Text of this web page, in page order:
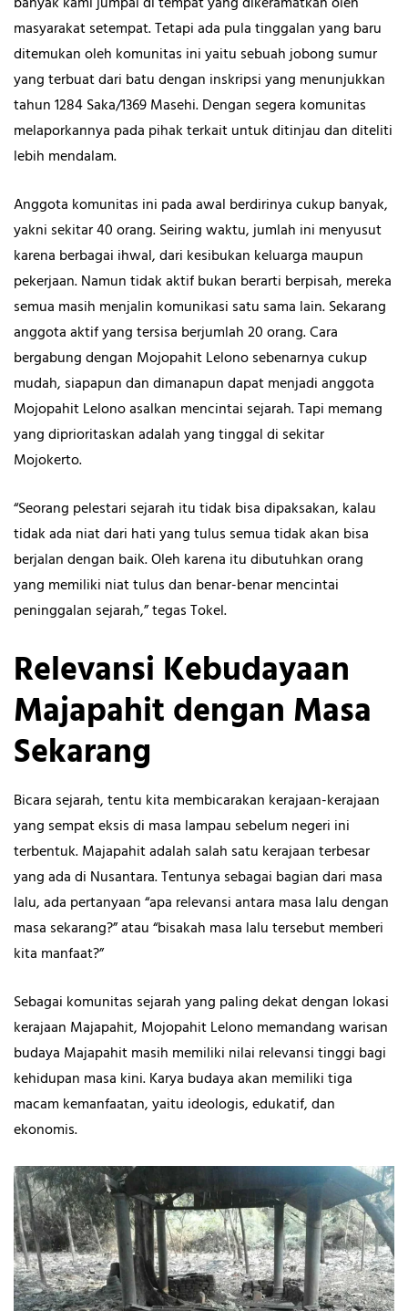
masyarakat setempat. Tetapi ada pula tinggalan yang baru
ditemukan oleh komunitas ini yaitu sebuah jobong sumur
yang terbuat dari batu dengan inskripsi yang menunjukkan
tahun 1284 Saka/1369 Masehi. Dengan segera komunitas
melaporkannya pada pihak terkait untuk ditinjau dan diteliti
lebih mendalam.
Anggota komunitas ini pada awal berdirinya cukup banyak,
yakni sekitar 40 orang. Seiring waktu, jumlah ini menyusut
karena berbagai ihwal, dari kesibukan keluarga maupun
pekerjaan. Namun tidak aktif bukan berarti berpisah, mereka
semua masih menjalin komunikasi satu sama lain. Sekarang
anggota aktif yang tersisa berjumlah 20 orang. Cara
bergabung dengan Mojopahit Lelono sebenarnya cukup
mudah, siapapun dan dimanapun dapat menjadi anggota
Mojopahit Lelono asalkan mencintai sejarah. Tapi memang
yang diprioritaskan adalah yang tinggal di sekitar
Mojokerto.
“Seorang pelestari sejarah itu tidak bisa dipaksakan, kalau
tidak ada niat dari hati yang tulus semua tidak akan bisa
berjalan dengan baik. Oleh karena itu dibutuhkan orang
yang memiliki niat tulus dan benar-benar mencintai
peninggalan sejarah,” tegas Tokel.
Relevansi Kebudayaan
Majapahit dengan Masa
Sekarang
Bicara sejarah, tentu kita membicarakan kerajaan-kerajaan
yang sempat eksis di masa lampau sebelum negeri ini
terbentuk. Majapahit adalah salah satu kerajaan terbesar
yang ada di Nusantara. Tentunya sebagai bagian dari masa
lalu, ada pertanyaan “apa relevansi antara masa lalu dengan
masa sekarang?” atau “bisakah masa lalu tersebut memberi
kita manfaat?”
Sebagai komunitas sejarah yang paling dekat dengan lokasi
kerajaan Majapahit, Mojopahit Lelono memandang warisan
budaya Majapahit masih memiliki nilai relevansi tinggi bagi
kehidupan masa kini. Karya budaya akan memiliki tiga
macam kemanfaatan, yaitu ideologis, edukatif, dan
ekonomis.